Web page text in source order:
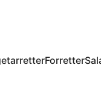
Forretter